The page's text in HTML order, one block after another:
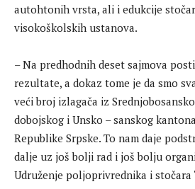
autohtonih vrsta, ali i edukcije
visokoškolskih ustanova.
– Na predhodnih deset sajmova
rezultate, a dokaz tome je da smo
veći broj izlagača iz
dobojskog i Unsko – sanskog
Republike Srpske. To nam daje
dalje uz još bolji rad i još bolju
Udruženje poljoprivrednika i stočara